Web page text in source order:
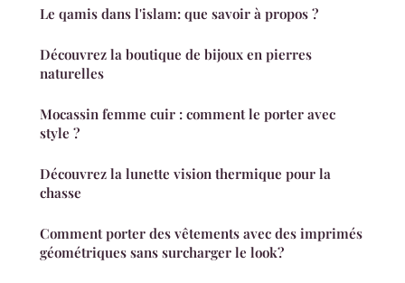
Le qamis dans l'islam: que savoir à propos ?
Découvrez la boutique de bijoux en pierres
naturelles
Mocassin femme cuir : comment le porter avec
style ?
Découvrez la lunette vision thermique pour la
chasse
Comment porter des vêtements avec des imprimés
géométriques sans surcharger le look?